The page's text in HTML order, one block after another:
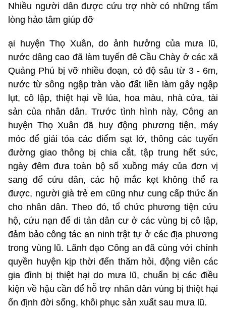
Nhiều người dân được cứu trợ nhờ có những tấm
lòng hảo tâm giúp đỡ
ại huyện Thọ Xuân, do ảnh hưởng của mưa lũ,
nước dâng cao đã làm tuyến đê Cầu Chày ở các xã
Quảng Phú bị vỡ nhiều đoạn, có độ sâu từ 3 - 6m,
nước từ sông ngập tràn vào đất liền làm gây ngập
lụt, cô lập, thiệt hại về lúa, hoa màu, nhà cửa, tài
sản của nhân dân. Trước tình hình này, Công an
huyện Thọ Xuân đã huy động phương tiện, máy
móc để giải tỏa các điểm sạt lở, thông các tuyến
đường giao thông bị chia cắt, tập trung hết sức,
ngày đêm đưa toàn bộ số xuồng máy của đơn vị
sang để cứu dân, các hộ mắc kẹt không thể ra
được, người già trẻ em cũng như cung cấp thức ăn
cho nhân dân. Theo đó, tổ chức phương tiện cứu
hộ, cứu nạn để di tản dân cư ở các vùng bị cô lập,
đảm bảo công tác an ninh trật tự ở các địa phương
trong vùng lũ. Lãnh đạo Công an đã cùng với chính
quyền huyện kịp thời đến thăm hỏi, động viên các
gia đình bị thiệt hại do mưa lũ, chuẩn bị các điều
kiện về hậu cần để hỗ trợ nhân dân vùng bị thiệt hại
ổn định đời sống, khôi phục sản xuất sau mưa lũ.